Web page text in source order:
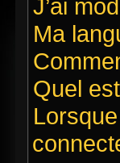
J’ai
Ma
Quel